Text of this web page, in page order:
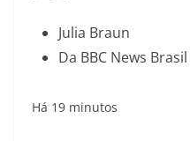
Julia Braun
Da BBC News
Há 19 minutos